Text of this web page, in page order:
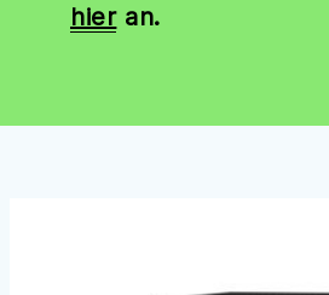
hieran.